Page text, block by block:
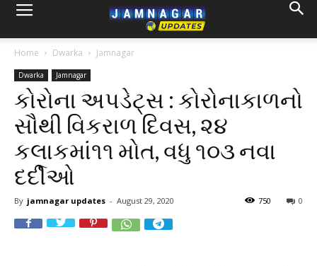
Home Dwarka Jamnagar
Dwarka Jamnagar
કોરોના અપડેટ્સ : કોરોનાકાળનો
સૌથી વિકરાળ દિવસ, ૨૪
કલાકમાં૧૧ મોત, વધુ ૧૦૩ નવા
દર્દીઓ
By jamnagar updates - August 29, 2020 0
750